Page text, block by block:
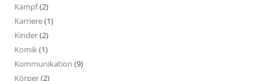
Kampf(2)
Karriere(1)
Kinder(2)
Komik(1)
Kommunikation (9)
Körper(2)